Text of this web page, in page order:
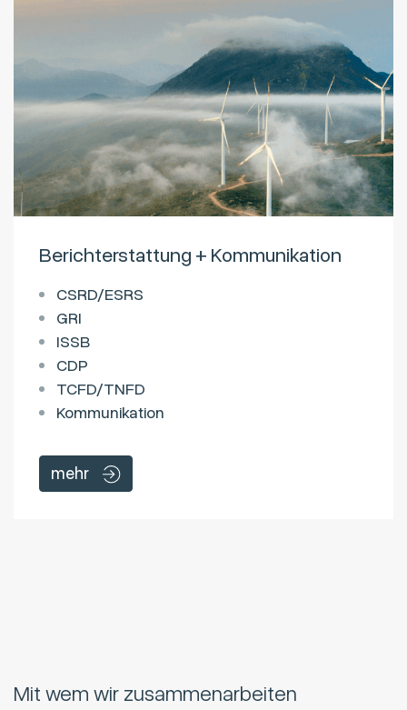
Berichterstattung + Kommunikation
CSRD/ESRS
GRI
ISSB
CDP
TCFD/TNFD
Kommunikation
mehr
Mit wem wir zusammenarbeiten